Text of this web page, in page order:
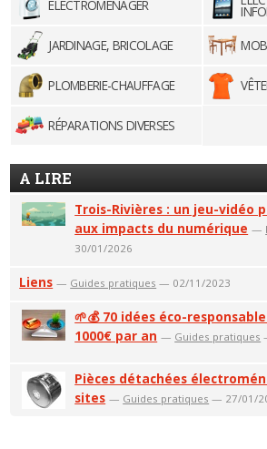
ELECTROMÉNAGER
JARDINAGE, BRICOLAGE
PLOMBERIE-CHAUFFAGE
RÉPARATIONS DIVERSES
A LIRE
Trois-Rivières : un jeu-vidéo
aux impacts du numérique —
30/01/2026
Liens — Guides pratiques — 02/11/2023
🌱💰 70 idées éco-
1000€ par an — Guides pratiques
Pièces détachées
sites — Guides pratiques — 27/01/